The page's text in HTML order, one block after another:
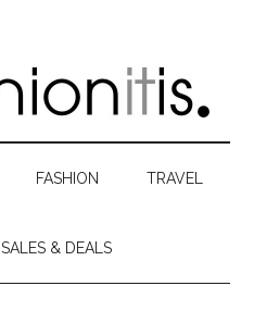
FASHION TRAVEL
SALES & DEALS